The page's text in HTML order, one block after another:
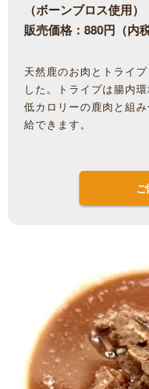
（ボーンブロス使用）
販売価格：880円（内税
天然鹿のお肉とトライ
した。トライプは腸内
低カロリーの鹿肉と組
給できます。